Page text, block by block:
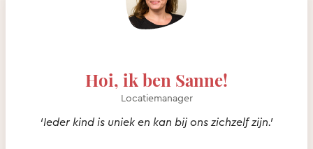
Hoi, ik ben Sanne!
Locatiemanager
‘Ieder kind is uniek en kan bij ons zichzelf zijn.’